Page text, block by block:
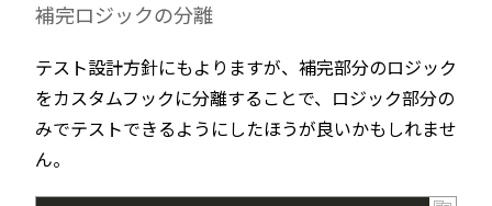
補完ロジックの分離
テスト設計方針にもよりますが、補完部分のロジック
をカスタムフックに分離することで、ロジック部分の
みでテストできるようにしたほうが良いかもしれませ
ん。